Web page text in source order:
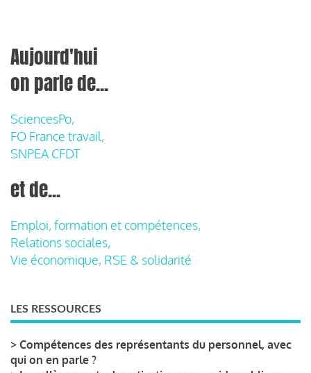
Aujourd'hui
on parle de...
SciencesPo,
FO France travail,
SNPEA CFDT
et de...
Emploi, formation et compétences,
Relations sociales,
Vie économique, RSE & solidarité
LES RESSOURCES
> Compétences des représentants du personnel, avec
qui on en parle ?